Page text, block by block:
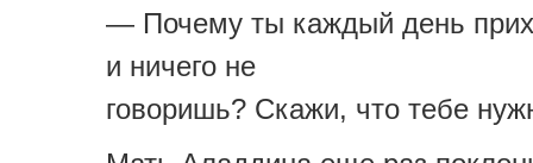
— Почему ты каждый день
и ничего не
говоришь? Скажи, что тебе